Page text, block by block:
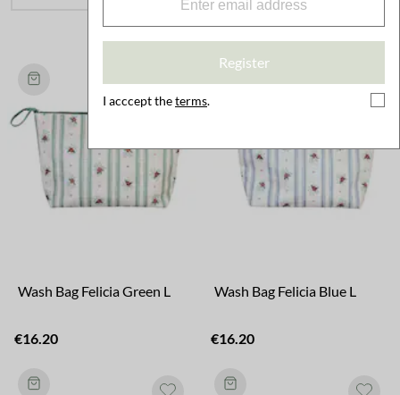
8 hits. Sort by
Wash Bag Felicia Green L
€16.20
Wash Bag Felicia Blue L
€16.20
Register
I acccept theterms.